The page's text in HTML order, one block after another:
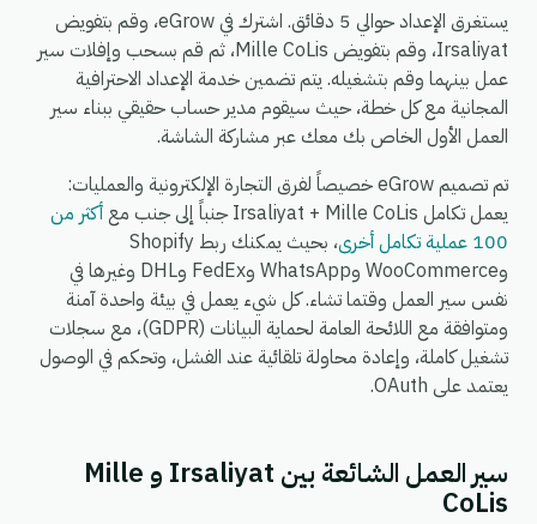
يستغرق الإعداد حوالي 5 دقائق. اشترك في eGrow، وقم بتفويض
Irsaliyat، وقم بتفويض Mille CoLis، ثم قم بسحب وإفلات سير
عمل بينهما وقم بتشغيله. يتم تضمين خدمة الإعداد الاحترافية
المجانية مع كل خطة، حيث سيقوم مدير حساب حقيقي ببناء سير
العمل الأول الخاص بك معك عبر مشاركة الشاشة.
تم تصميم eGrow خصيصاً لفرق التجارة الإلكترونية والعمليات:
يعمل تكامل Irsaliyat + Mille CoLis جنباً إلى جنب مع
أكثر من
100 عملية تكامل أخرى
، بحيث يمكنك ربط Shopify
وWooCommerce وWhatsApp وFedEx وDHL وغيرها في
نفس سير العمل وقتما تشاء. كل شيء يعمل في بيئة واحدة آمنة
ومتوافقة مع اللائحة العامة لحماية البيانات (GDPR)، مع سجلات
تشغيل كاملة، وإعادة محاولة تلقائية عند الفشل، وتحكم في الوصول
يعتمد على OAuth.
سير العمل الشائعة بين Irsaliyat و Mille
CoLis